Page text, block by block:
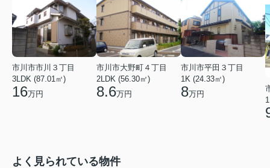
市川市市川３丁目
3LDK (87.01㎡)
16万円
市川市大野町４丁目
2LDK (56.30㎡)
8.6万円
市川市平田３丁目
1K (24.33㎡)
8万円
よく見られている物件